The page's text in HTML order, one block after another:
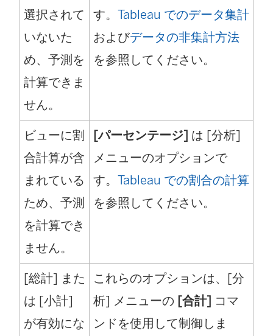
選択されて
いないた
め、予測を
計算できま
せん。
す。 Tableau でのデータ集計
およびデータの非集計方法
を参照してください。
ビューに割
合計算が含
まれている
ため、予測
を計算でき
ません。
[パーセンテージ] は [分析]
メニューのオプションで
す。 Tableau での割合の計算
を参照してください。
[総計] また
は [小計]
が有効にな
これらのオプションは、[分
析] メニューの [合計] コマ
ンドを使用して制御しま